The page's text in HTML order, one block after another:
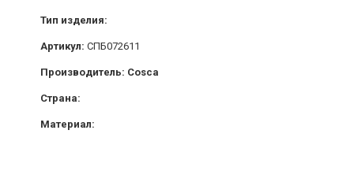
Тип изделия:
Артикул: СПБ072611
Производитель: Cosca
Страна:
Материал: